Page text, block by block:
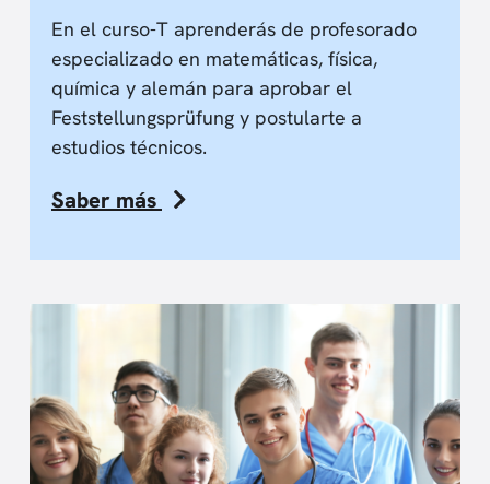
En el curso-T aprenderás de profesorado
especializado en matemáticas, física,
química y alemán para aprobar el
Feststellungsprüfung y postularte a
estudios técnicos.
Saber más